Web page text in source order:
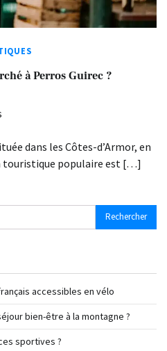
à Perros Guirec ?
dans les Côtes-d’Armor, en
touristique populaire est […]
accessibles en vélo
bien-être à la montagne ?
sportives ?